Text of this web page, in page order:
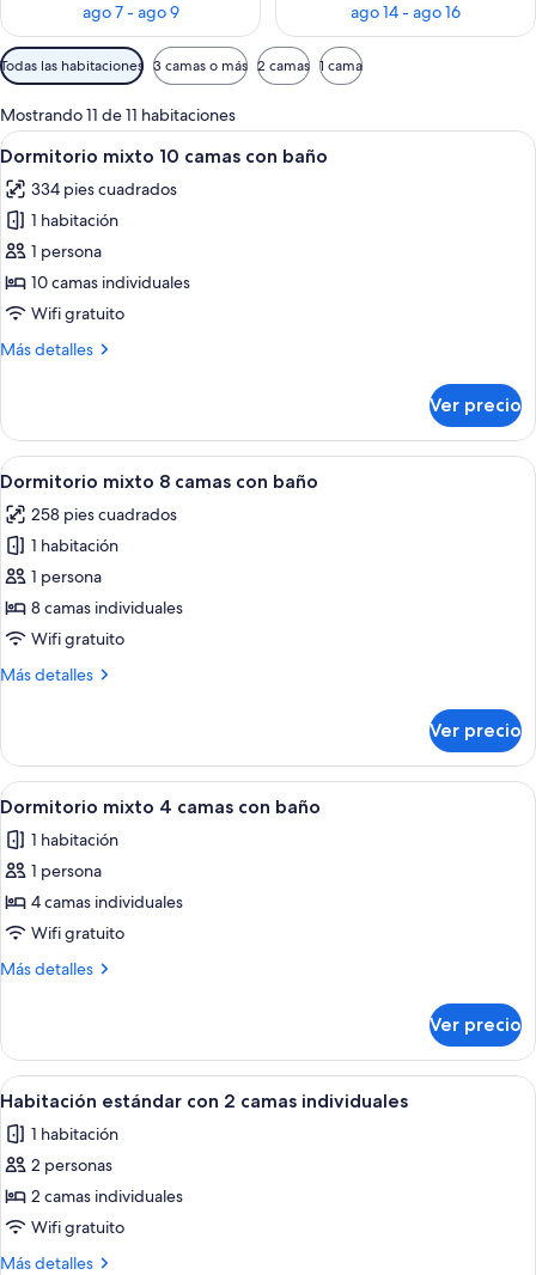
ago 7 - ago 9
ago 14 - ago 16
Filtros
disponibles
para
las
habitaciones
Todas las habitaciones 3 camas o más 2 camas 1 cama
Mostrando 11 de 11 habitaciones
Abrir
todas
las
fotos
de
Dormitorio
mixto
camas
Una habitación pequeña y bien
12
Dormitorio mixto 10 camas con baño
334 pies cuadrados
1 habitación
1 persona
10 camas individuales
Wifi gratuito
Más detalles
Más
mixto
10
camas
baño
Ver precio
Abrir
todas
las
fotos
de
Dormitorio
mixto
camas
Habitación con literas, una escalera
10
Dormitorio mixto 8 camas con baño
258 pies cuadrados
1 habitación
1 persona
8 camas individuales
Wifi gratuito
Más detalles
Más
mixto
camas
baño
Ver precio
Abrir
todas
las
fotos
de
Dormitorio
mixto
con
baño
Dormitorio con literas de madera,
10
Dormitorio mixto 4 camas con baño
1 habitación
1 persona
4 camas individuales
Wifi gratuito
Más detalles
Más
mixto
camas
baño
Ver precio
Abrir
todas
las
fotos
de
Habitación
estándar
Una habitación con dos camas, un
7
Habitación estándar con 2 camas individuales
1 habitación
2 personas
2 camas individuales
Wifi gratuito
Más detalles
Más